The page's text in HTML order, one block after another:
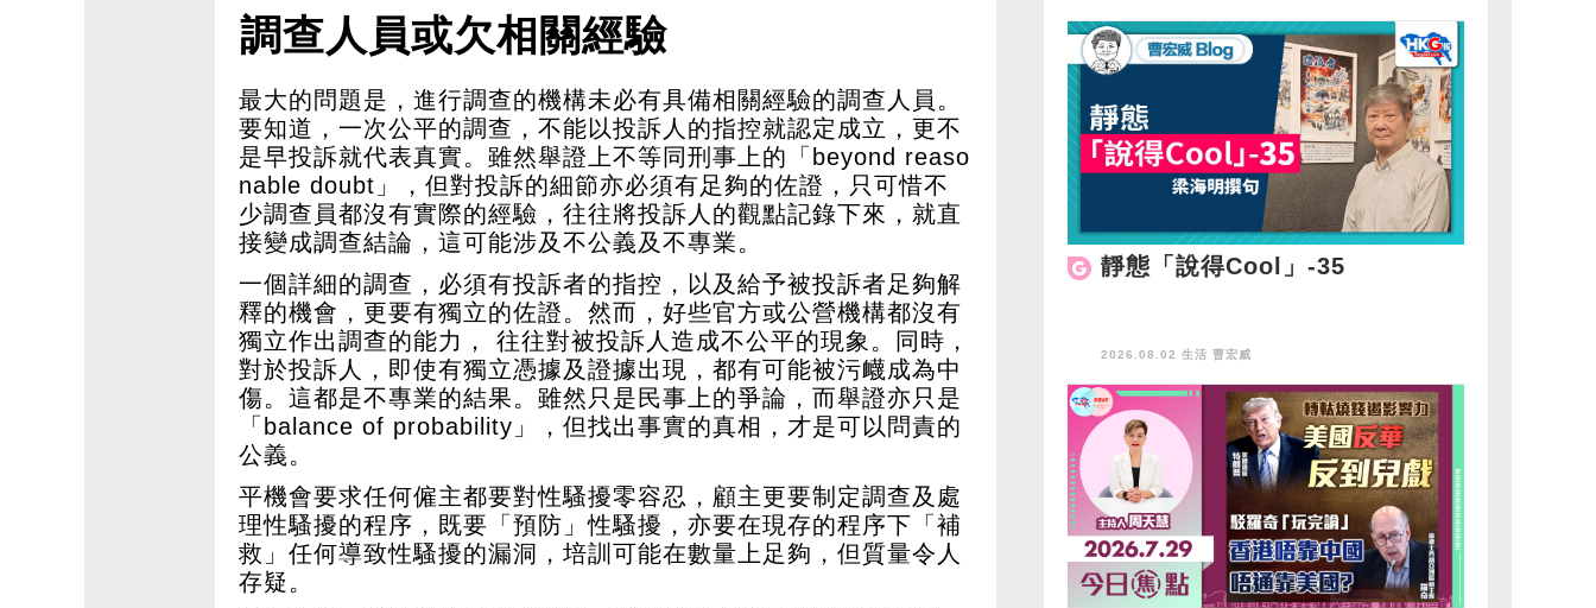
調查人員或欠相關經驗
最大的問題是，進行調查的機構未必有具備相關經驗的調查人員。
要知道，一次公平的調查，不能以投訴人的指控就認定成立，更不
是早投訴就代表真實。雖然舉證上不等同刑事上的「beyond reaso
nable doubt」，但對投訴的細節亦必須有足夠的佐證，只可惜不
少調查員都沒有實際的經驗，往往將投訴人的觀點記錄下來，就直
接變成調查結論，這可能涉及不公義及不專業。
一個詳細的調查，必須有投訴者的指控，以及給予被投訴者足夠解
釋的機會，更要有獨立的佐證。然而，好些官方或公營機構都沒有
獨立作出調查的能力， 往往對被投訴人造成不公平的現象。同時，
對於投訴人，即使有獨立憑據及證據出現，都有可能被污衊成為中
傷。這都是不專業的結果。雖然只是民事上的爭論，而舉證亦只是
「balance of probability」，但找出事實的真相，才是可以問責的
公義。
平機會要求任何僱主都要對性騷擾零容忍，顧主更要制定調查及處
理性騷擾的程序，既要「預防」性騷擾，亦要在現存的程序下「補
救」任何導致性騷擾的漏洞，培訓可能在數量上足夠，但質量令人
存疑。
靜態「說得Cool」-35
2026.08.02 生活 曹宏威